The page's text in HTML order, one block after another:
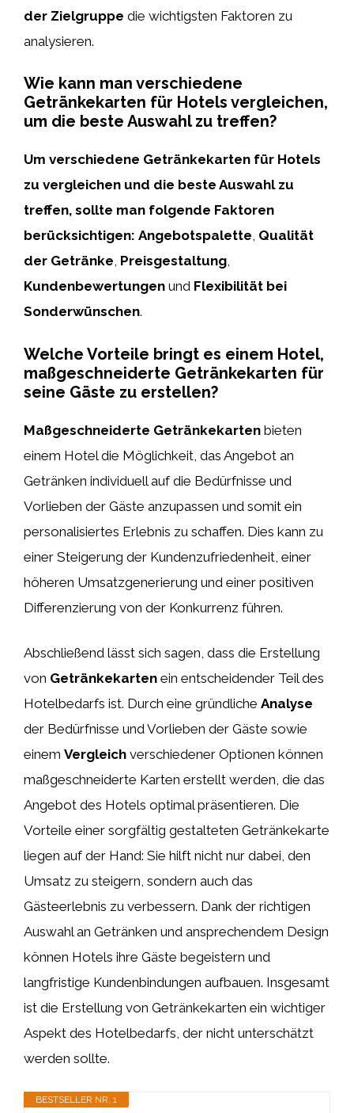
der Zielgruppe die wichtigsten Faktoren zu
analysieren.
Wie kann man verschiedene
Getränkekarten für Hotels vergleichen,
um die beste Auswahl zu treffen?
Um verschiedene Getränkekarten für Hotels
zu vergleichen und die beste Auswahl zu
treffen, sollte man folgende Faktoren
berücksichtigen: Angebotspalette, Qualität
der Getränke, Preisgestaltung,
Kundenbewertungen und Flexibilität bei
Sonderwünschen.
Welche Vorteile bringt es einem Hotel,
maßgeschneiderte Getränkekarten für
seine Gäste zu erstellen?
Maßgeschneiderte Getränkekarten bieten
einem Hotel die Möglichkeit, das Angebot an
Getränken individuell auf die Bedürfnisse und
Vorlieben der Gäste anzupassen und somit ein
personalisiertes Erlebnis zu schaffen. Dies kann zu
einer Steigerung der Kundenzufriedenheit, einer
höheren Umsatzgenerierung und einer positiven
Differenzierung von der Konkurrenz führen.
Abschließend lässt sich sagen, dass die Erstellung
von Getränkekarten ein entscheidender Teil des
Hotelbedarfs ist. Durch eine gründliche Analyse
der Bedürfnisse und Vorlieben der Gäste sowie
einem Vergleich verschiedener Optionen können
maßgeschneiderte Karten erstellt werden, die das
Angebot des Hotels optimal präsentieren. Die
Vorteile einer sorgfältig gestalteten Getränkekarte
liegen auf der Hand: Sie hilft nicht nur dabei, den
Umsatz zu steigern, sondern auch das
Gästeerlebnis zu verbessern. Dank der richtigen
Auswahl an Getränken und ansprechendem Design
können Hotels ihre Gäste begeistern und
langfristige Kundenbindungen aufbauen. Insgesamt
ist die Erstellung von Getränkekarten ein wichtiger
Aspekt des Hotelbedarfs, der nicht unterschätzt
werden sollte.
BESTSELLER NR. 1